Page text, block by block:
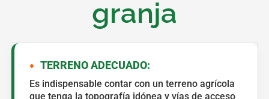
granja
TERRENO ADECUADO:
Es indispensable contar con un terreno agrícola
que tenga la topografía idónea y vías de acceso